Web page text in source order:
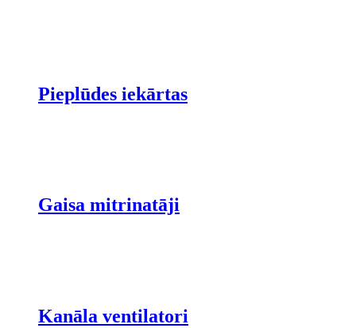
Pieplūdes iekārtas
Gaisa mitrinatāji
Kanāla ventilatori